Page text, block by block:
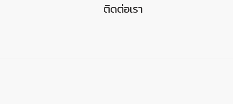
ติดต่อเรา